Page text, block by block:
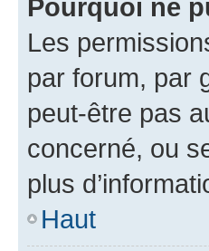
Pourquoi ne
Les
par forum, par
peut-être pas
concerné, ou
plus
Haut